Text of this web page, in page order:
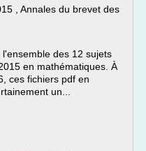
, Annales du brevet des
des 12 sujets
en mathématiques. À
ces fichiers pdf en
un...